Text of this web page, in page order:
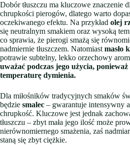
Dobór tłuszczu ma kluczowe znaczenie
chrupkości pierogów, dlatego warto
oczekiwanego efektu. Na przykład olej
się neutralnym smakiem oraz wysoką
co sprawia, że pierogi smażą się
nadmiernie tłuszczem. Natomiastmasło
potrawie subtelny, lekko orzechowy
uważać podczas jego użycia, ponieważ
temperaturę dymienia.
Dla miłośników tradycyjnych smaków
będzie smalec – gwarantuje intensywny
chrupkość. Kluczowe jest jednak
tłuszczu – zbyt mała jego ilość może
nierównomiernego smażenia, zaś
staną się zbyt ciężkie.